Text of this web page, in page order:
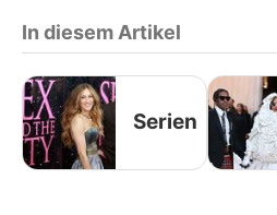
In diesem Artikel
Serien